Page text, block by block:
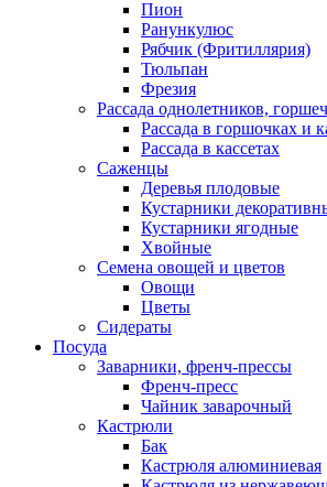
Пион
Ранункулюс
Рябчик (Фритиллярия)
Тюльпан
Фрезия
Рассада однолетников,
Рассада в горшочках и
Рассада в кассетах
Саженцы
Деревья плодовые
Кустарники
Кустарники ягодные
Хвойные
Семена овощей и цветов
Овощи
Цветы
Сидераты
Посуда
Заварники, френч-прессы
Френч-пресс
Чайник заварочный
Кастрюли
Бак
Кастрюля алюминиевая